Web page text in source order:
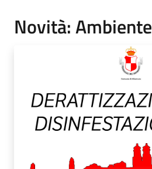
Novità: Ambiente